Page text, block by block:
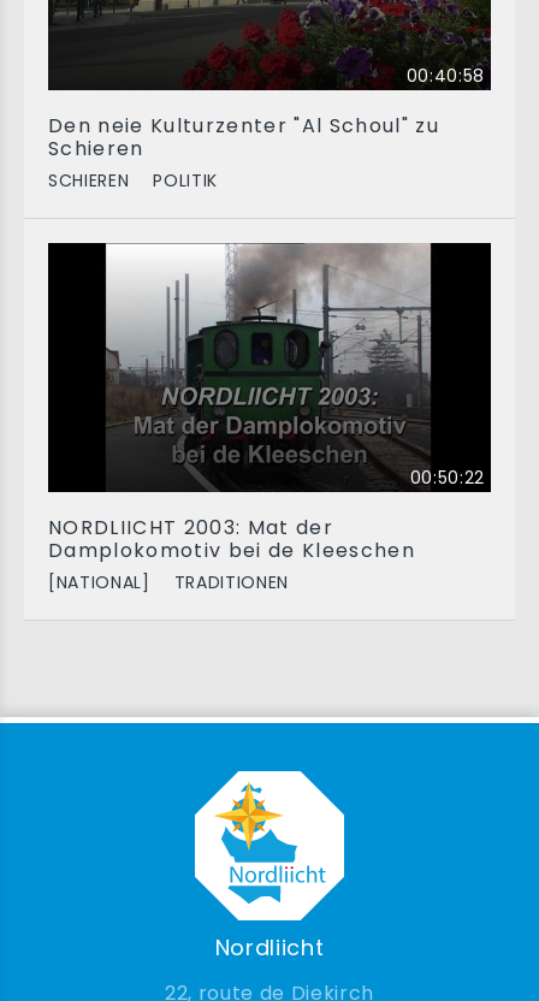
00:40:58
Den neie Kulturzenter "Al Schoul" zu
Schieren
SCHIEREN POLITIK
00:50:22
NORDLIICHT 2003: Mat der
Damplokomotiv bei de Kleeschen
[NATIONAL] TRADITIONEN
Nordliicht
22, route de Diekirch